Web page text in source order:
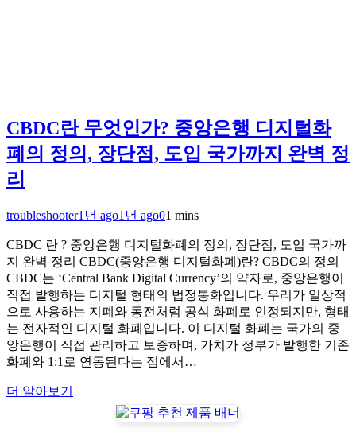
CBDC란 무엇인가? 중앙은행 디지털화
폐의 정의, 장단점, 도입 국가까지 완벽 정
리
troubleshooter1년 ago1년 ago01 mins
CBDC 란 ? 중앙은행 디지털화폐의 정의, 장단점, 도입 국가까
지 완벽 정리 CBDC(중앙은행 디지털화폐)란? CBDC의 정의
CBDC는 ‘Central Bank Digital Currency’의 약자로, 중앙은행이
직접 발행하는 디지털 형태의 법정통화입니다. 우리가 일상적
으로 사용하는 지폐와 동전처럼 공식 화폐로 인정되지만, 형태
는 전자적인 디지털 화폐입니다. 이 디지털 화폐는 국가의 중
앙은행이 직접 관리하고 보증하며, 가치가 정부가 발행한 기존
화폐와 1:1로 연동된다는 점에서…
더 알아보기